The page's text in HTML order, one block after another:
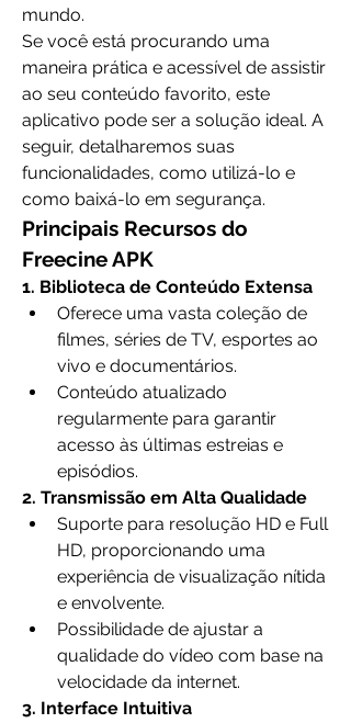
mundo.
Se você está procurando uma
maneira prática e acessível de assistir
ao seu conteúdo favorito, este
aplicativo pode ser a solução ideal. A
seguir, detalharemos suas
funcionalidades, como utilizá-lo e
como baixá-lo em segurança.
Principais Recursos do
Freecine APK
1. Biblioteca de Conteúdo Extensa
Oferece uma vasta coleção de
filmes, séries de TV, esportes ao
vivo e documentários.
Conteúdo atualizado
regularmente para garantir
acesso às últimas estreias e
episódios.
2. Transmissão em Alta Qualidade
Suporte para resolução HD e Full
HD, proporcionando uma
experiência de visualização nítida
e envolvente.
Possibilidade de ajustar a
qualidade do vídeo com base na
velocidade da internet.
3. Interface Intuitiva